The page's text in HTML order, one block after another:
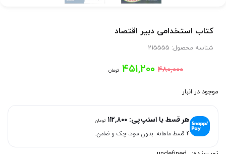
کتاب استخدامی دبیر اقتصاد
شناسه محصول: 215555
۴۸۰,۰۰۰ قیمت
تومان
۴۵۱,۲۰۰ تومانقیمت
تومان.
موجود در انبار
هر قسط با اسنپ‌پی: ۱۱۲,۸۰۰ تومان
۴ قسط ماهانه. بدون سود، چک و ضامن.